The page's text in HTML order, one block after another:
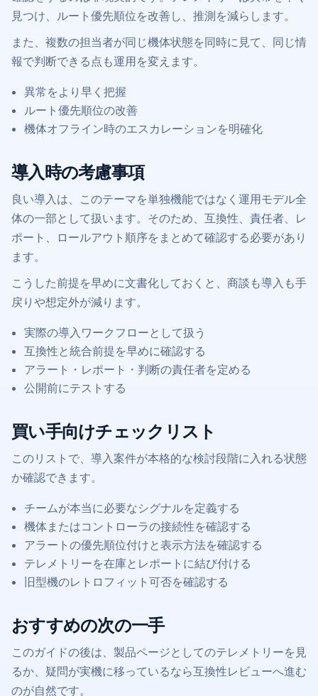
見つけ、ルート優先順位を改善し、推測を減らします。
また、複数の担当者が同じ機体状態を同時に見て、同じ情
報で判断できる点も運用を変えます。
異常をより早く把握
ルート優先順位の改善
機体オフライン時のエスカレーションを明確化
導入時の考慮事項
良い導入は、このテーマを単独機能ではなく運用モデル全
体の一部として扱います。そのため、互換性、責任者、レ
ポート、ロールアウト順序をまとめて確認する必要があり
ます。
こうした前提を早めに文書化しておくと、商談も導入も手
戻りや想定外が減ります。
実際の導入ワークフローとして扱う
互換性と統合前提を早めに確認する
アラート・レポート・判断の責任者を定める
公開前にテストする
買い手向けチェックリスト
このリストで、導入案件が本格的な検討段階に入れる状態
か確認できます。
チームが本当に必要なシグナルを定義する
機体またはコントローラの接続性を確認する
アラートの優先順位付けと表示方法を確認する
テレメトリーを在庫とレポートに結び付ける
旧型機のレトロフィット可否を確認する
おすすめの次の一手
このガイドの後は、製品ページとしてのテレメトリーを見
るか、疑問が実機に移っているなら互換性レビューへ進む
のが自然です。